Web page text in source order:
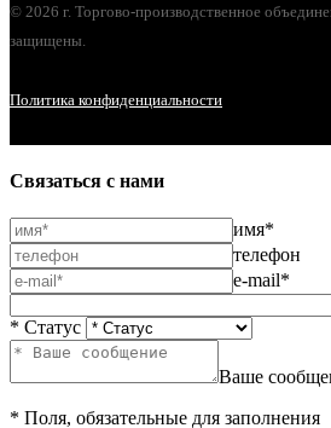
© 2026 г. Торгово-производственное
защищены.
Политика конфиденциальности
Связаться с нами
имя*
телефон
e-mail*
* Статус
Ваше
* Поля, обязательные для заполнения